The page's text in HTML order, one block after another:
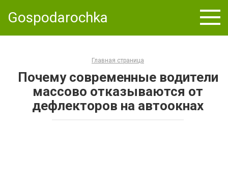
Gospodarochka
Главная страница
Почему современные водители
массово отказываются от
дефлекторов на автоокнах